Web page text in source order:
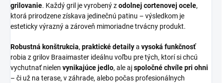
grilovanie. Každý gril je vyrobený zodolnej cortenovej ocele,
ktorá prirodzene získava jedinečnú patinu – výsledkom je
esteticky výrazný a zároveň mimoriadne trvácny produkt.
Robustná konštrukcia, praktické detailya vysoká funkčnosť
robia z grilov Braaimaster ideálnu voľbu pre tých, ktorí si chcú
vychutnať nielen vynikajúce jedlo, ale ajspoločné chvíle pri ohni
– či už na terase, v záhrade, alebo počas profesionálnych